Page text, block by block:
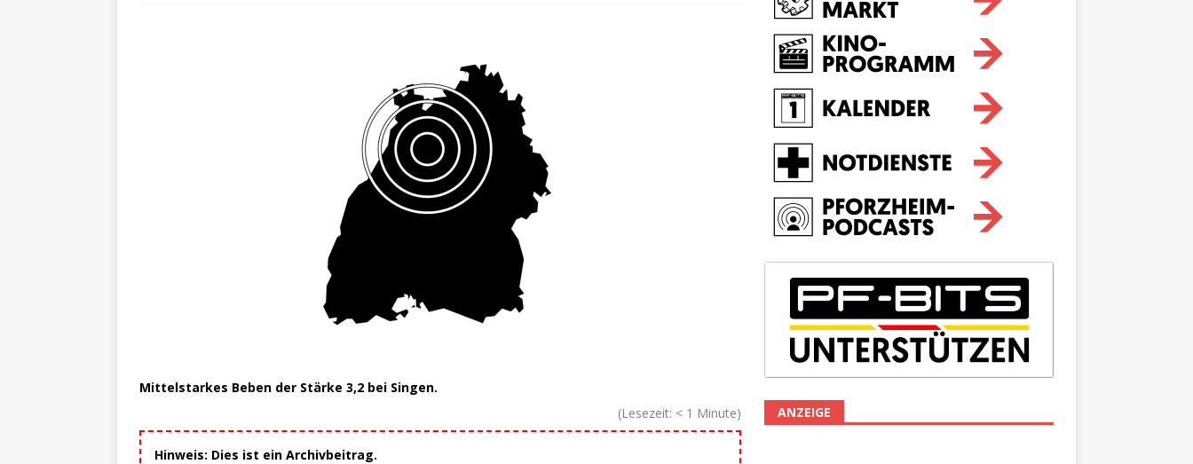
Mittelstarkes Beben der Stärke 3,2 bei Singen.
(Lesezeit: < 1 Minute)
Hinweis: Dies ist ein Archivbeitrag.
ANZEIGE